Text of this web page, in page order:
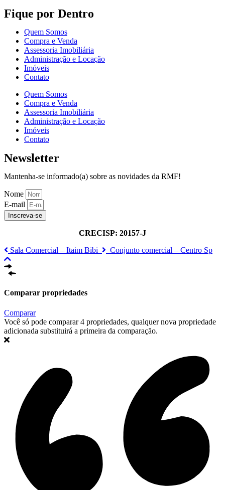
Fique por Dentro
Quem Somos
Compra e Venda
Assessoria Imobiliária
Administração e Locação
Imóveis
Contato
Quem Somos
Compra e Venda
Assessoria Imobiliária
Administração e Locação
Imóveis
Contato
Newsletter
Mantenha-se informado(a) sobre as novidades da RMF!
Nome
E-mail
Inscreva-se
CRECISP: 20157-J
Sala Comercial – Itaim Bibi
Conjunto comercial – Centro Sp
Comparar propriedades
Comparar
Você só pode comparar 4 propriedades, qualquer nova propriedade
adicionada substituirá a primeira da comparação.